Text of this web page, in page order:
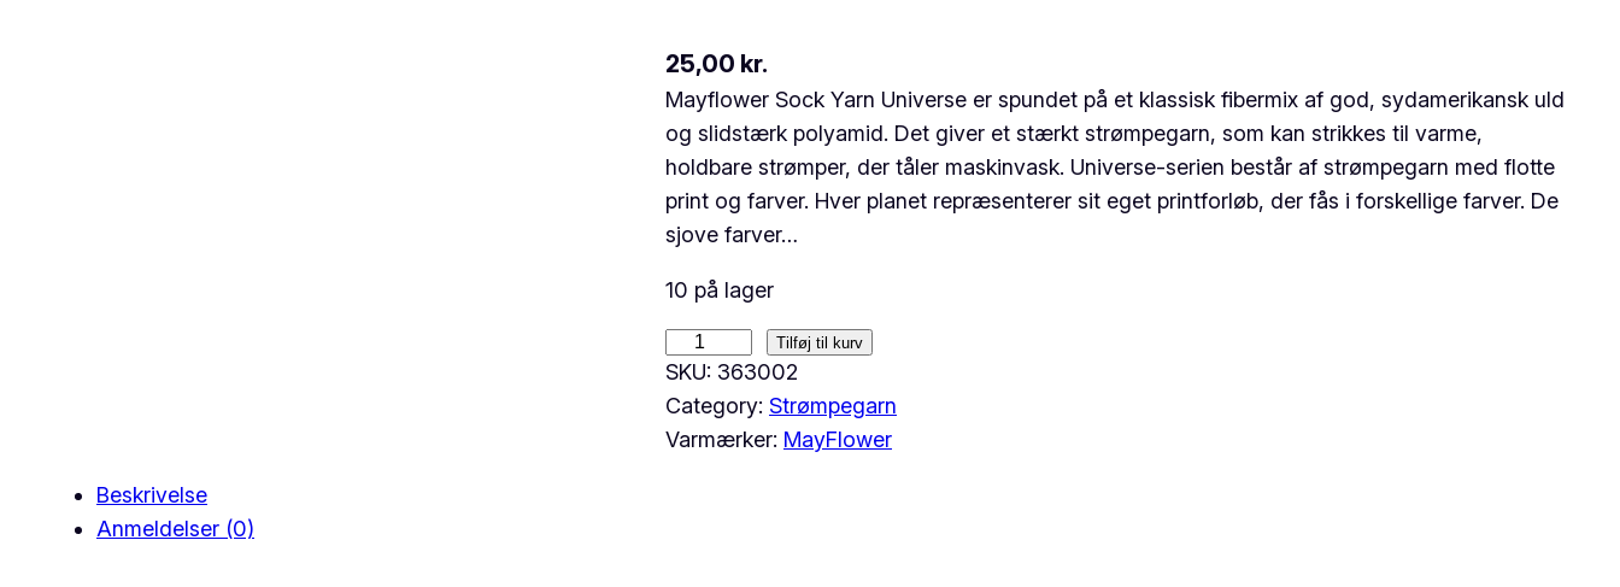
25,00 kr.
Mayflower Sock Yarn Universe er spundet på et klassisk fibermix af god, sydamerikansk uld
og slidstærk polyamid. Det giver et stærkt strømpegarn, som kan strikkes til varme,
holdbare strømper, der tåler maskinvask. Universe-serien består af strømpegarn med flotte
print og farver. Hver planet repræsenterer sit eget printforløb, der fås i forskellige farver. De
sjove farver…
10 på lager
a
y
f
Tilføj til kurv
SKU: 363002
Category: Strømpegarn
Varmærker: MayFlower
Beskrivelse
Anmeldelser (0)